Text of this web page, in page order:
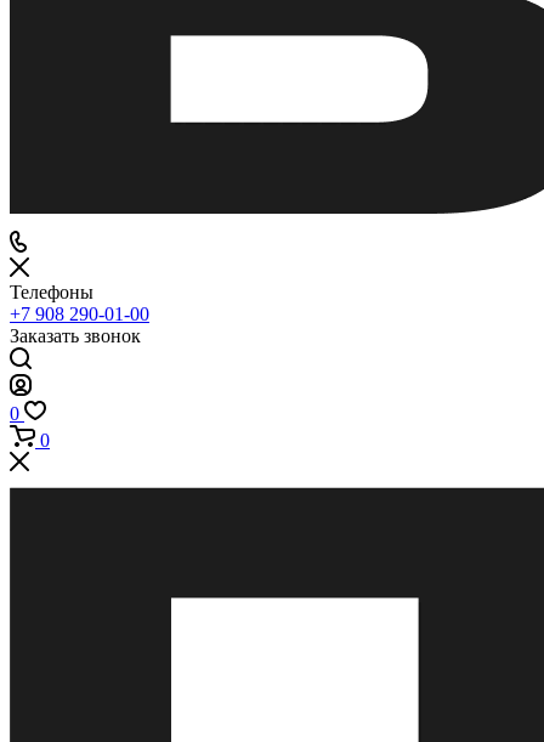
Телефоны
+7 908 290-01-00
Заказать звонок
0
0